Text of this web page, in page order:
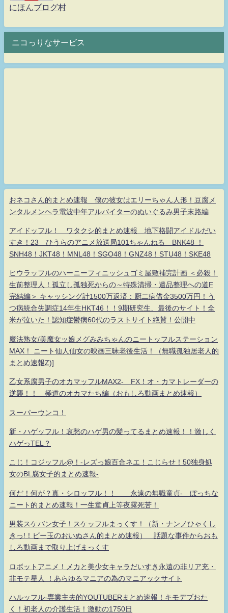
にほんブログ村
ニコっりなサービス
おネコさん的まとめ速報 僕の彼女はエリーちゃん人形！豆腐メ
ンタルメンヘラ電波中年アルバイターのぬいぐるみ男子末路編
アイドッフル！ ワタクシ的まとめ速報 地下格闘アイドルだい
すき！23 ひうらのアニメ放送局101ちゃんねる BNK48 ！
SNH48！JKT48！MNL48！SGO48！GNZ48！STU48！SKE48
ヒウラッフルのハーニーフィニッシュゴミ屋敷補完計画 ＜必殺！
生前整理人！孤立し孤独死からの～特殊清掃・遺品整理への道F
完結編＞ キャッシング計1500万返済：厨二病借金3500万円！う
つ病統合失調症14年生HKT46！！9期研究生、最後のサイト！全
米が泣いた！認知症鬱病60代のラストサイト絶賛！公開中
魔法熟女/美魔女ッ娘メグみみちゃんのニートッフルステーション
MAX！ ニート仙人仙女の映画三昧老後生活！（無職孤独居老人的
まとめ速報Z)]
乙女系腐男子のオカマッフルMAX2- FX！オ・カマトレーダーの
逆襲！！ 極道のオカマたち編（おもしろ動画まとめ速報）
スーパーウンコ！
新・ハゲッフル！哀愁のハゲ男の髪ってるまとめ速報！！激しく
ハゲっTEL？
こじ！コジッフル@！-レズっ娘百合ネエ！こじらせ！50独身処
女のBL腐女子的まとめ速報-
何だ！何が？真・シロッフル！！ 永遠の無職童貞- ぼっちな
ニート的まとめ速報！一生童貞上等夜露死苦！
男装スケバン女子！スケッフルまっくす！（新・ナンノひゃくし
きっ!！ビー玉のおいぬさん的まとめ速報） 話題な事件からおも
しろ動画まで取り上げまっくす
ロボットアニメ！メカと美少女キャラだいすき永遠の非リア充・
非モテ星人 ！あらゆるマニアの為のマニアックサイト
ハルッフル-専業主夫的YOUTUBERまとめ速報！キモデブおた
く！初老人の介護生活！激動の1750日